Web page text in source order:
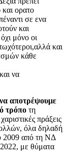
ορατο
σε ενα
και
μόνο οι
και
κάθε
να
αποτρέψουμε
τρόπο τη
πράξεις
όλα δηλαδή
2009 από τη ΝΔ
με θύματα